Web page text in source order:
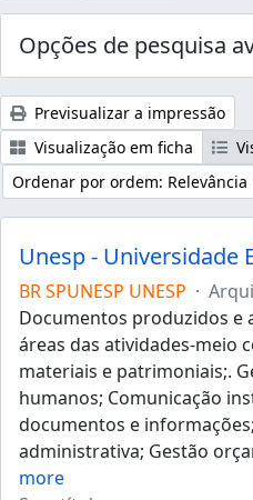
Opções de pesquisa
Previsualizar a impressão
Visualização em ficha
Ordenar por ordem: Relevância
BR SPUNESP UNESP ·
Documentos produzidos e
áreas das atividades-meio
materiais e patrimoniais;.
humanos; Comunicação
documentos e
administrativa; Gestão
more